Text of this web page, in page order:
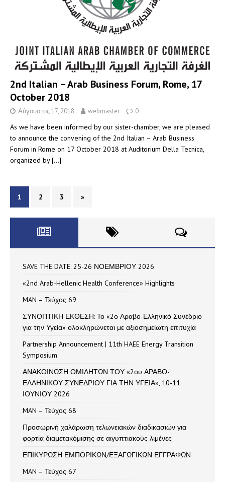
2nd Italian – Arab Business Forum, Rome, 17
October 2018
Αύγουστος 17, 2018 webmaster 0
As we have been informed by our sister-chamber, we are pleased
to announce the convening of the 2nd Italian – Arab Business
Forum in Rome on 17 October 2018 at Auditorium Della Tecnica,
organized by[…]
1 2 3 »
SAVE THE DATE: 25-26 ΝΟΕΜΒΡΙΟΥ 2026
«2nd Arab-Hellenic Health Conference» Highlights
MAN – Τεύχος 69
ΣΥΝΟΠΤΙΚΗ ΕΚΘΕΣΗ: Το «2ο Αραβο-Ελληνικό Συνέδριο
για την Υγεία» ολοκληρώνεται με αξιοσημείωτη επιτυχία
Partnership Announcement | 11th HAEE Energy Transition
Symposium
ΑΝΑΚΟΙΝΩΣΗ ΟΜΙΛΗΤΩΝ ΤΟΥ «2ου ΑΡΑΒΟ-
ΕΛΛΗΝΙΚΟΥ ΣΥΝΕΔΡΙΟΥ ΓΙΑ ΤΗΝ ΥΓΕΙΑ», 10-11
ΙΟΥΝΙΟΥ 2026
MAN – Τεύχος 68
Προσωρινή χαλάρωση τελωνειακών διαδικασιών για
φορτία διαμετακόμισης σε αιγυπτιακούς λιμένες
ΕΠΙΚΥΡΩΣΗ ΕΜΠΟΡΙΚΩΝ/ΕΞΑΓΩΓΙΚΩΝ ΕΓΓΡΑΦΩΝ
MAN – Τεύχος 67